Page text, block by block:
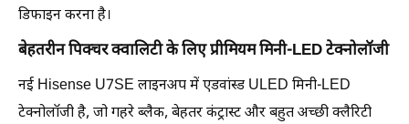
डिफाइन करना है।
बेहतरीन पिक्चर क्वालिटी के लिए प्रीमियम मिनी-LED टेक्नोलॉजी
नई Hisense U7SE लाइनअप में एडवांस्ड ULED मिनी-LED
टेक्नोलॉजी है, जो गहरे ब्लैक, बेहतर कंट्रास्ट और बहुत अच्छी क्लैरिटी